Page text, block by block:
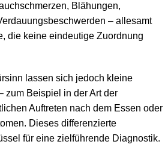
Blähungen,
– allesamt
die keine eindeutige Zuordnung
lassen sich jedoch kleine
zum Beispiel in der Art der
Auftreten nach dem Essen oder
Dieses differenzierte
für eine zielführende Diagnostik.